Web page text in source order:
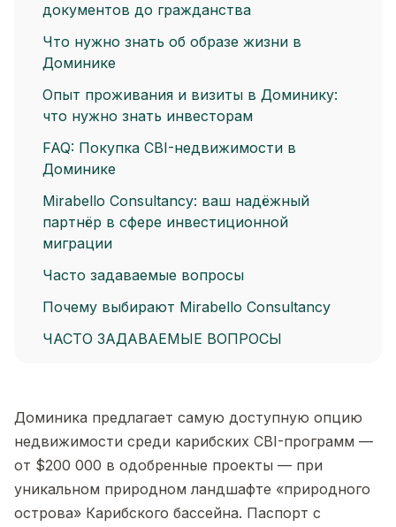
документов до гражданства
Что нужно знать об образе жизни в
Доминике
Опыт проживания и визиты в Доминику:
что нужно знать инвесторам
FAQ: Покупка CBI-недвижимости в
Доминике
Mirabello Consultancy: ваш надёжный
партнёр в сфере инвестиционной
миграции
Часто задаваемые вопросы
Почему выбирают Mirabello Consultancy
ЧАСТО ЗАДАВАЕМЫЕ ВОПРОСЫ
Доминика предлагает самую доступную опцию
недвижимости среди карибских CBI-программ —
от $200 000 в одобренные проекты — при
уникальном природном ландшафте «природного
острова» Карибского бассейна. Паспорт с